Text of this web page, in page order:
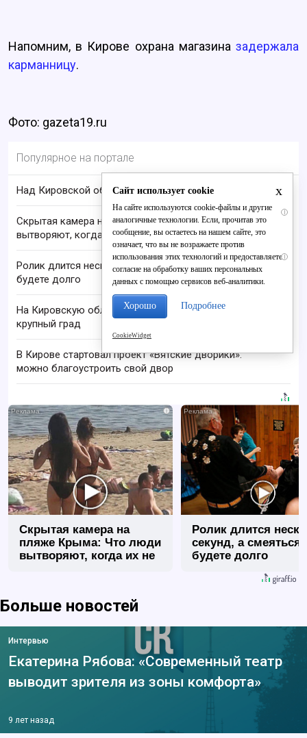
Напомним, в Кирове охрана магазина задержала
карманницу.
Фото: gazeta19.ru
Популярное на портале
Над Кировской областью сбили БПЛА
i
Скрытая камера на пляже Крыма: Что люди
вытворяют, когда их не видят...
i
Ролик длится несколько секунд, а смеяться вы
будете долго
На Кировскую область надвигаются шквалы и
крупный град
В Кирове стартовал проект «Вятские дворики»:
можно благоустроить свой двор
i
Скрытая камера на
пляже Крыма: Что люди
вытворяют, когда их не
Ролик длится
секунд, а смеяться
будете долго
Больше новостей
Интервью
Екатерина Рябова: «Современный театр
выводит зрителя из зоны комфорта»
9 лет назад
x
Сайт использует cookie
На сайте используются cookie-файлы и другие
аналогичные технологии. Если, прочитав это
сообщение, вы остаетесь на нашем сайте, это
означает, что вы не возражаете против
использования этих технологий и предоставляете
согласие на обработку ваших персональных
данных с помощью сервисов веб-аналитики.
Хорошо Подробнее
CookieWidget